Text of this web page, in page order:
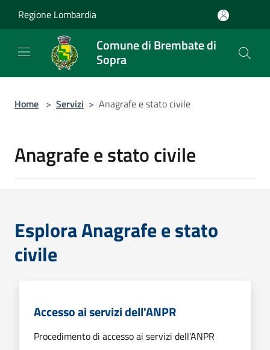
Regione Lombardia
Comune di Brembate di
Sopra
Home > Servizi > Anagrafe e stato civile
Anagrafe e stato civile
Esplora Anagrafe e stato
civile
Accesso ai servizi dell'ANPR
Procedimento di accesso ai servizi dell'ANPR